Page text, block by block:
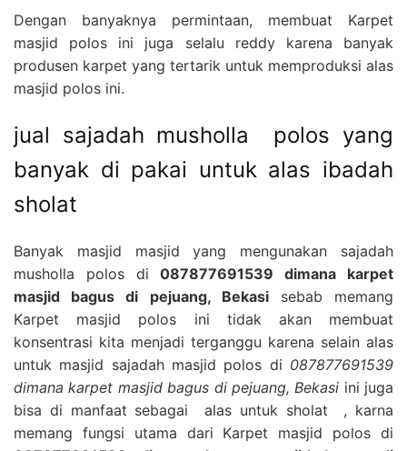
Dengan banyaknya permintaan, membuat Karpet
masjid polos ini juga selalu reddy karena banyak
produsen karpet yang tertarik untuk memproduksi alas
masjid polos ini.
jual sajadah musholla polos yang
banyak di pakai untuk alas ibadah
sholat
Banyak masjid masjid yang mengunakan sajadah
musholla polos di087877691539 dimana karpet
masjid bagus di pejuang, Bekasisebab memang
Karpet masjid polos ini tidak akan membuat
konsentrasi kita menjadi terganggu karena selain alas
untuk masjid sajadah masjid polos di 087877691539
dimana karpet masjid bagus di pejuang, Bekasi ini juga
bisa di manfaat sebagai alas untuk sholat , karna
memang fungsi utama dari Karpet masjid polos di